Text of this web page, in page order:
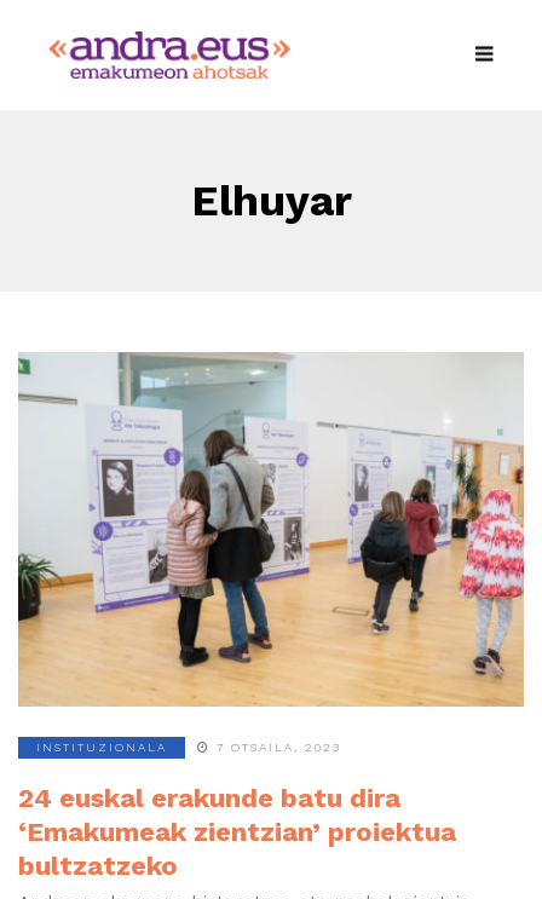
Elhuyar
INSTITUZIONALA 7 OTSAILA, 2023
24 euskal erakunde batu dira
‘Emakumeak zientzian’ proiektua
bultzatzeko